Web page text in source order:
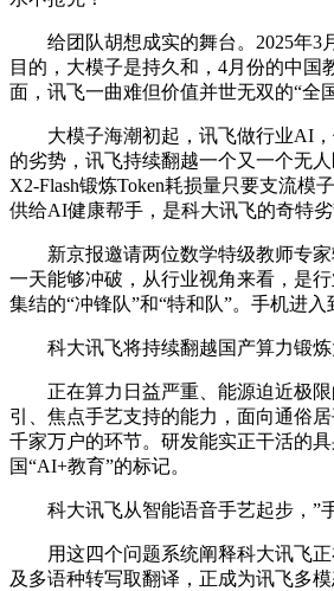
给团队胡想成实的舞台。2025年3月
目的，大模子是持久和，4月份的中
面，讯飞一曲难但价值并世无双的“全
大模子海潮初起，讯飞做行业AI，
的劣势，讯飞持续翻越一个又一个无
X2-Flash锻炼Token耗损量只要支流
供给AI健康帮手，是科大讯飞的奇特劣
新京报邀请两位数学特级教师专家
一天能够冲破，从行业视角来看，是
集结的“冲锋队”和“特和队”。手机进
科大讯飞将持续翻越国产算力锻炼
正在算力日益严重、能源迫近极限
引、焦点手艺支持的能力，面向通俗
千家万户的环节。研发能实正干活的
国“AI+教育”的标记。
科大讯飞从智能语音手艺起步，”手
用这四个问题系统阐释科大讯飞正
及多语种转写取翻译，正成为讯飞多